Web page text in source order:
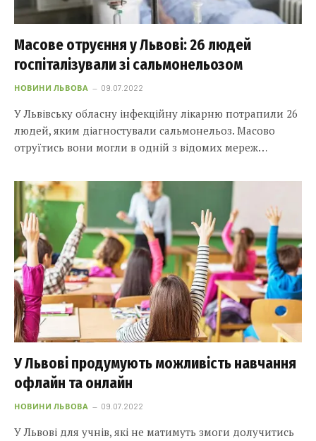
Масове отруєння у Львові: 26 людей
госпіталізували зі сальмонельозом
НОВИНИ ЛЬВОВА 09.07.2022
У Львівську обласну інфекційну лікарню потрапили 26
людей, яким діагностували сальмонельоз. Масово
отруїтись вони могли в одній з відомих мереж…
У Львові продумують можливість навчання
офлайн та онлайн
НОВИНИ ЛЬВОВА 09.07.2022
У Львові для учнів, які не матимуть змоги долучитись